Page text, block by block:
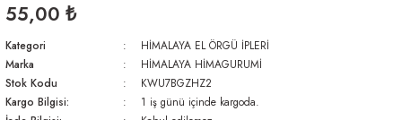
55,00 ₺
Kategori
HİMALAYA EL ÖRGÜ İPLERİ
Marka
HİMALAYA HİMAGURUMİ
Stok Kodu
KWU7BGZHZ2
Kargo Bilgisi:
1 iş günü içinde kargoda.